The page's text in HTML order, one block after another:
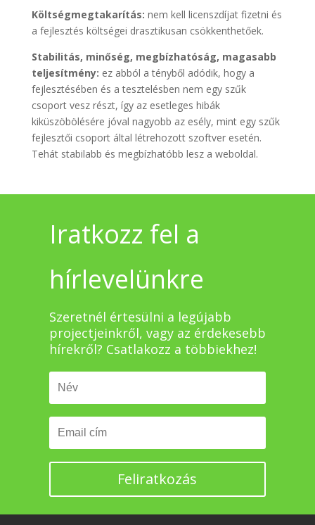
Költségmegtakarítás: nem kell licenszdíjat fizetni és
a fejlesztés költségei drasztikusan csökkenthetőek.
Stabilitás, minőség, megbízhatóság, magasabb
teljesítmény: ez abból a tényből adódik, hogy a
fejlesztésében és a tesztelésben nem egy szűk
csoport vesz részt, így az esetleges hibák
kiküszöbölésére jóval nagyobb az esély, mint egy szűk
fejlesztői csoport által létrehozott szoftver esetén.
Tehát stabilabb és megbízhatóbb lesz a weboldal.
Iratkozz fel a
hírlevelünkre
Szeretnél értesülni a legújabb
projectjeinkről, vagy az érdekesebb
hírekről? Csatlakozz a többiekhez!
Feliratkozás